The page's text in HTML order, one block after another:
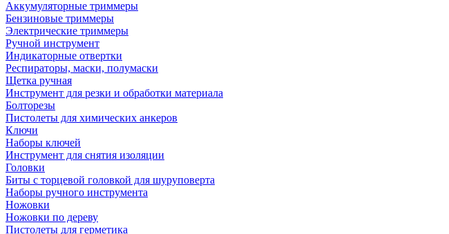
Аккумуляторные триммеры
Бензиновые триммеры
Электрические триммеры
Ручной инструмент
Индикаторные отвертки
Респираторы, маски, полумаски
Щетка ручная
Инструмент для резки и обработки материала
Болторезы
Пистолеты для химических анкеров
Ключи
Наборы ключей
Инструмент для снятия изоляции
Головки
Биты с торцевой головкой для шуруповерта
Наборы ручного инструмента
Ножовки
Ножовки по дереву
Пистолеты для герметика